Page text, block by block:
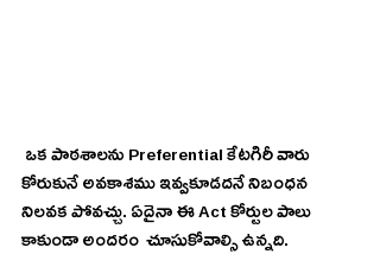
కోరుకునే అవకాశము ఇవ్వకూడదనే నిబంధన
నిలవక పోవచ్చు. ఏదైనా ఈ Act కోర్టుల పాలు
కాకుండా అందరం  చూసుకోవాల్సి ఉన్నది.